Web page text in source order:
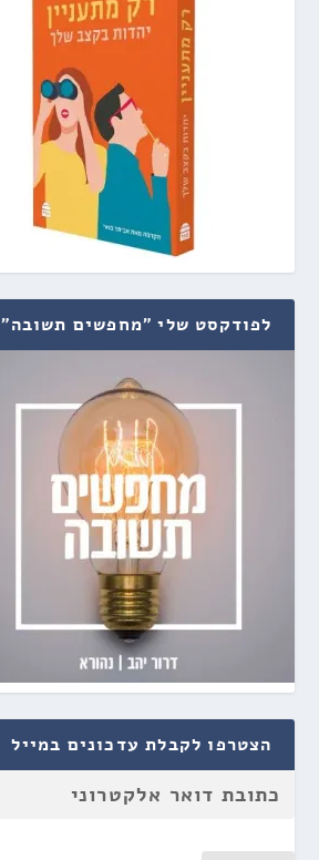
לפודקסט שלי "מחפשים תשובה"
הצטרפו לקבלת עדכונים במייל